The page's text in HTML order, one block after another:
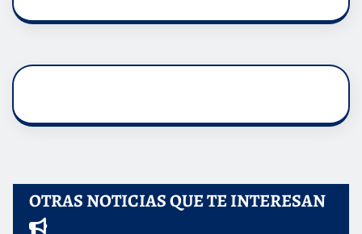
OTRAS NOTICIAS QUE TE INTERESAN